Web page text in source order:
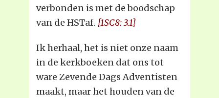
verbonden is met de boodschap
van de HSTaf. {1SC8: 3.1}
Ik herhaal, het is niet onze naam
in de kerkboeken dat ons tot
ware Zevende Dags Adventisten
maakt, maar het houden van de